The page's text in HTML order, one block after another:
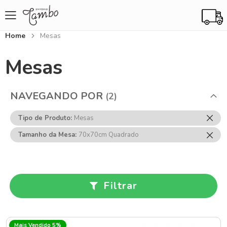
Home Mesas
Mesas
Filtrar
Mais Vendido 5%
NAVEGANDO POR
Tipo de Produto Mesas
Esse
Item
Tamanho da Mesa 70x70cm Quadrado
Esse